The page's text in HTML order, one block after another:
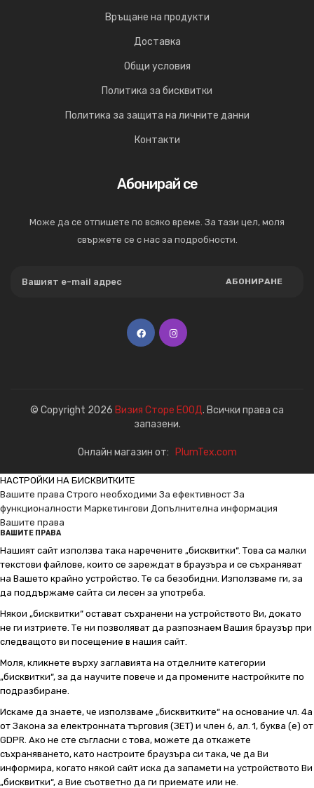
Връщане на продукти
Доставка
Общи условия
Политика за бисквитки
Политика за защита на личните данни
Контакти
Абонирай се
Може да се отпишете по всяко време. За тази цел, моля
свържете се с нас за подробности.
АБОНИРАНЕ
© Copyright 2026 Визия Сторе ЕООД. Всички права са
запазени.
Онлайн магазин от: PlumTex.com
НАСТРОЙКИ НА БИСКВИТКИТЕ
Вашите права Строго необходими За ефективност За
функционалности Маркетингови Допълнителна информация
Вашите права
ВАШИТЕ ПРАВА
Нашият сайт използва така наречените „бисквитки“. Това са малки
текстови файлове, които се зареждат в браузъра и се съхраняват
на Вашето крайно устройство. Те са безобидни. Използваме ги, за
да поддържаме сайта си лесен за употреба.
Някои „бисквитки“ остават съхранени на устройството Ви, докато
не ги изтриете. Те ни позволяват да разпознаем Вашия браузър при
следващото ви посещение в нашия сайт.
Моля, кликнете върху заглавията на отделните категории
„бисквитки“, за да научите повече и да промените настройките по
подразбиране.
Искаме да знаете, че използваме „бисквитките“ на основание чл. 4а
от Закона за електронната търговия (ЗЕТ) и член 6, ал. 1, буква (е) от
GDPR. Ако не сте съгласни с това, можете да откажете
съхраняването, като настроите браузъра си така, че да Ви
информира, когато някой сайт иска да запамети на устройството Ви
„бисквитки“, а Вие съответно да ги приемате или не.